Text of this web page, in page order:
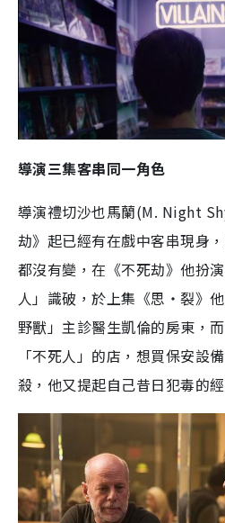
導演三集客串同一角色
導演禮切沙也馬蘭(M. Night
劫》起已經有在戲中客串現身
都沒有變，在《不死劫》他扮
人」識破，於上集《思‧裂》
野獸」主診醫生凱倫的房東，
「不死人」的店，想買保安設
殺，他又提起自己昔日犯毒的經